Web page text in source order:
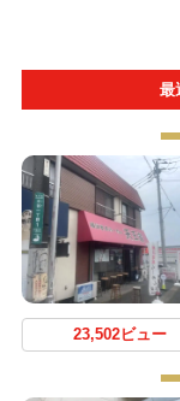
最
23,502ビュー